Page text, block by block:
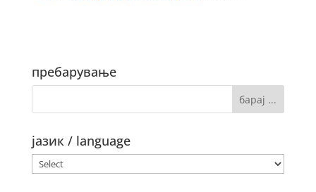
пребарување
јазик / language